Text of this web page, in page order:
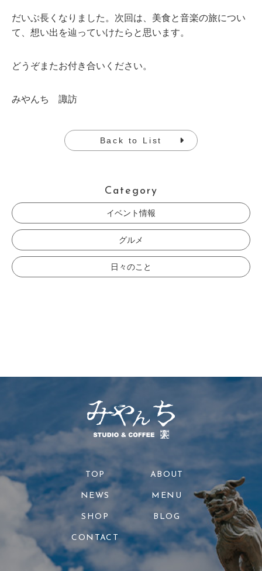
だいぶ長くなりました。次回は、美食と音楽の旅につい
て、想い出を辿っていけたらと思います。
どうぞまたお付き合いください。
みやんち 諏訪
Back to List
Category
イベント情報
グルメ
日々のこと
TOP ABOUT
NEWS MENU
SHOP BLOG
CONTACT